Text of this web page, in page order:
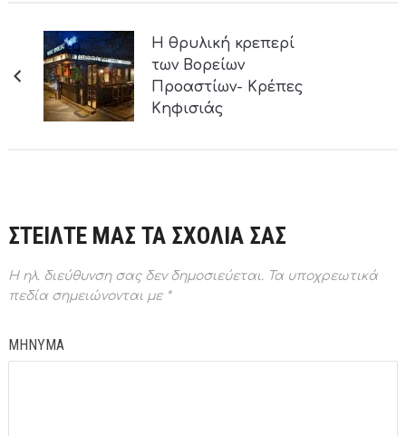
Η θρυλική κρεπερί
των Βορείων
Προαστίων- Κρέπες
Κηφισιάς
ΣΤΕΙΛΤΕ ΜΑΣ ΤΑ ΣΧΟΛΙΑ ΣΑΣ
Η ηλ. διεύθυνση σας δεν δημοσιεύεται.Τα υποχρεωτικά
πεδία σημειώνονται με *
ΜΗΝΥΜΑ